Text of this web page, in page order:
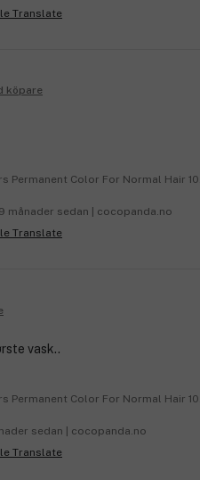
köpare
Permanent Color For Normal Hair
månader sedan | cocopanda.no
vask..
Permanent Color For Normal Hair
sedan | cocopanda.no